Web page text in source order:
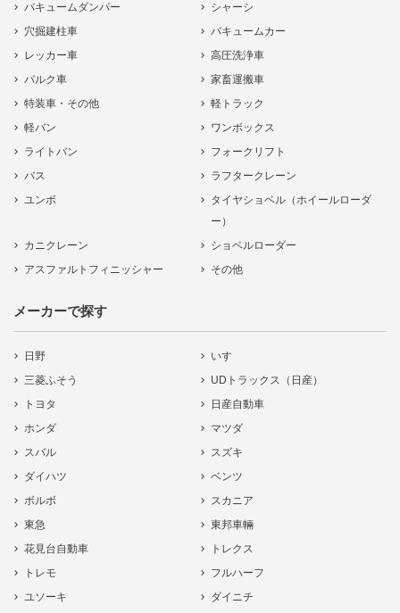
バキュームダンパー
シャーシ
穴掘建柱車
バキュームカー
レッカー車
高圧洗浄車
バルク車
家畜運搬車
特装車・その他
軽トラック
軽バン
ワンボックス
ライトバン
フォークリフト
バス
ラフタークレーン
ユンボ
タイヤショベル（ホイールローダ
ー）
カニクレーン
ショベルローダー
アスファルトフィニッシャー
その他
メーカーで探す
日野
いすゞ
三菱ふそう
UDトラックス（日産）
トヨタ
日産自動車
ホンダ
マツダ
スバル
スズキ
ダイハツ
ベンツ
ボルボ
スカニア
東急
東邦車輛
花見台自動車
トレクス
トレモ
フルハーフ
ユソーキ
ダイニチ